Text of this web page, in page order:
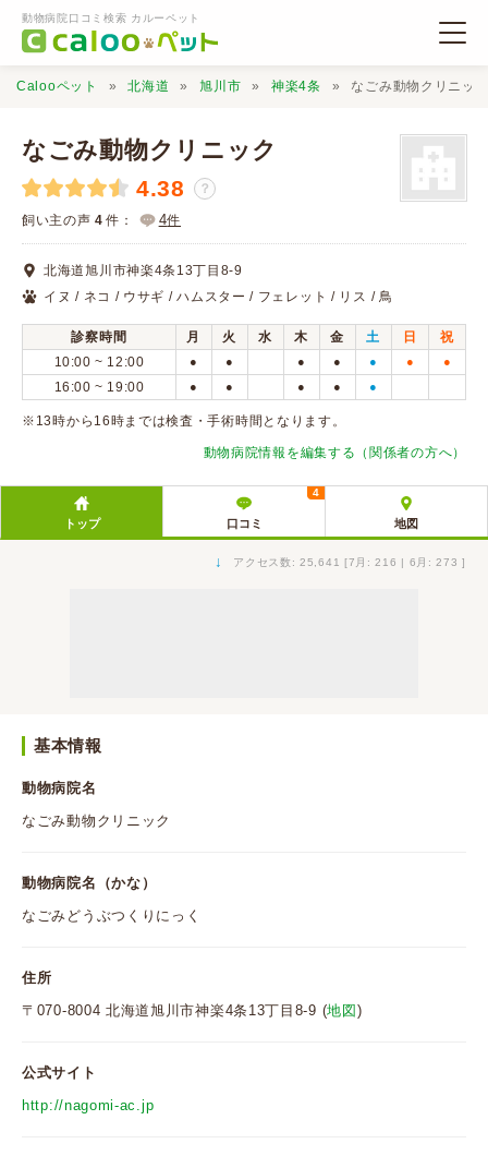
動物病院口コミ検索 カルーペット
動物病院検索
口コミ検索
Calooペットとは？
口コミ投稿
Calooペット 北海道 旭川市 神楽4条 なごみ動物クリニッ
なごみ動物クリニック
4.38 ？
飼い主の声 4 件： 4件
北海道旭川市神楽4条13丁目8-9
イヌ / ネコ / ウサギ / ハムスター / フェレット / リス / 鳥
診察時間 月 火 水 木 金 土 日
祝
10:00 ~ 12:00
● ● ● ● ● ● ●
16:00 ~ 19:00 ● ● ● ● ●
※13時から16時までは検査・手術時間となります。
動物病院情報を編集する（関係者の方へ）
トップ 口コミ
4
地図
↓ アクセス数: 25,641 [7月: 216 | 6月: 273 ]
基本情報
動物病院名
なごみ動物クリニック
動物病院名（かな）
なごみどうぶつくりにっく
住所
〒070-8004 北海道旭川市神楽4条13丁目8-9 (地図 )
公式サイト
http://nagomi-ac.jp